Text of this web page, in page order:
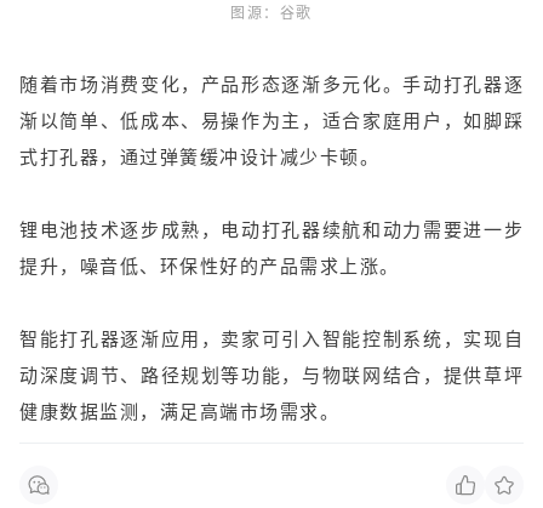
图源：谷歌
随着市场消费变化，产品形态逐渐多元化。手动打孔器逐
渐以简单、低成本、易操作为主，适合家庭用户，如脚踩
式打孔器，通过弹簧缓冲设计减少卡顿。
锂电池技术逐步成熟，电动打孔器续航和动力需要进一步
提升，噪音低、环保性好的产品需求上涨。
智能打孔器逐渐应用，卖家可引入智能控制系统，实现自
动深度调节、路径规划等功能，与物联网结合，提供草坪
健康数据监测，满足高端市场需求。